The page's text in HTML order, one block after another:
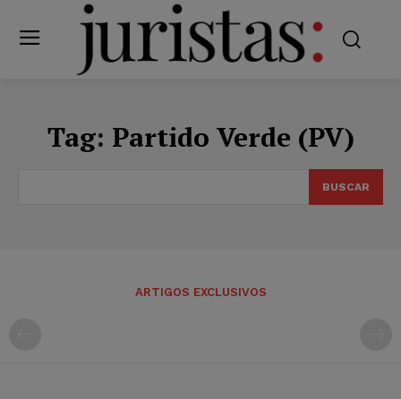
Tag: Partido Verde (PV)
BUSCAR
ARTIGOS EXCLUSIVOS